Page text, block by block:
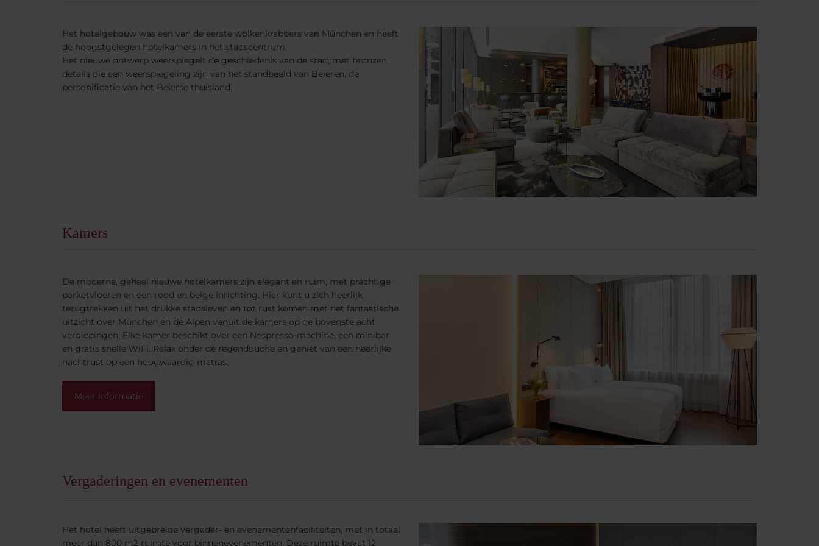
Het hotelgebouw was een van de eerste wolkenkrabbers van München en heeft
de hoogstgelegen hotelkamers in het stadscentrum.
Het nieuwe ontwerp weerspiegelt de geschiedenis van de stad, met bronzen
details die een weerspiegeling zijn van het standbeeld van Beieren, de
personificatie van het Beierse thuisland.
Kamers
De moderne, geheel nieuwe hotelkamers zijn elegant en ruim, met prachtige
parketvloeren en een rood en beige inrichting. Hier kunt u zich heerlijk
terugtrekken uit het drukke stadsleven en tot rust komen met het fantastische
uitzicht over München en de Alpen vanuit de kamers op de bovenste acht
verdiepingen. Elke kamer beschikt over een Nespresso-machine, een minibar
en gratis snelle WiFi. Relax onder de regendouche en geniet van een heerlijke
nachtrust op een hoogwaardig matras.
Meer informatie
Vergaderingen en evenementen
Het hotel heeft uitgebreide vergader- en evenementenfaciliteiten, met in totaal
meer dan 800 m2 ruimte voor binnenevenementen. Deze ruimte bevat 12